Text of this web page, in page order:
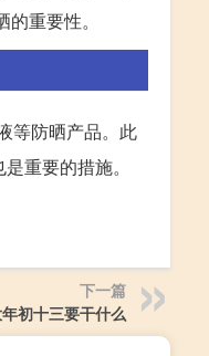
重要性。
等防晒产品。此
重要的措施。
下一篇
初十三要干什么